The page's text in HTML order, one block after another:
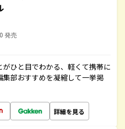
発売
ひと目でわかる、軽くて携帯に
部おすすめを凝縮して一挙掲
詳細を見る